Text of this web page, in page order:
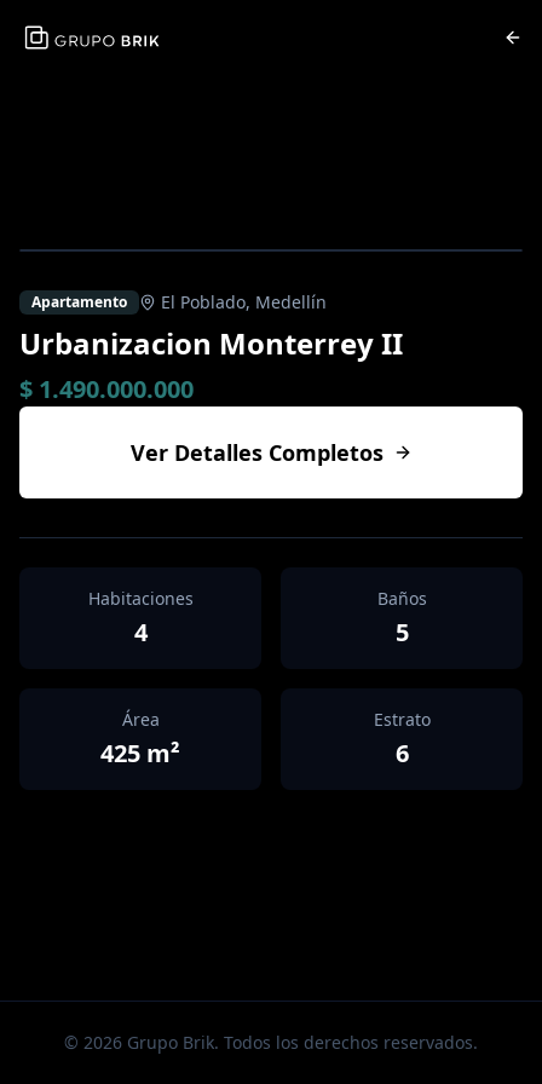
Apartamento El Poblado, Medellín
Urbanizacion Monterrey II
$ 1.490.000.000
Ver Detalles Completos
Habitaciones
4
Baños
5
Área
425 m²
Estrato
6
© 2026 Grupo Brik. Todos los derechos reservados.